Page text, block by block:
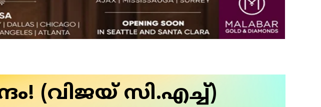
(വിജയ് സി.എച്ച്)